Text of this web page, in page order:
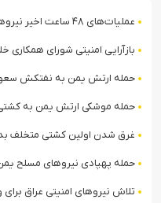
عملیات‌های ۴۸ ساعت اخیر نیروهای مسلح یمن علیه ائتلاف سعودی + ویدیو
بازآرایی امنیتی شورای همکاری
حمله ارتش یمن به نفتکش
حمله موشکی ارتش یمن به
غرق شدن اولین کشتی متخلف
حمله پهپادی نیروهای مسلح
تلاش نیروهای امنیتی عراق